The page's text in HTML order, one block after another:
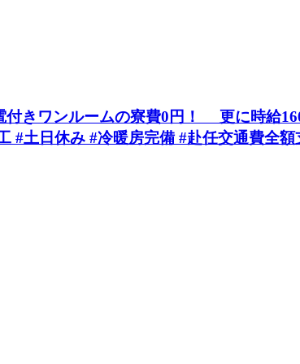
付きワンルームの寮費0円！ 更に時給
#土日休み #冷暖房完備 #赴任交通費全額